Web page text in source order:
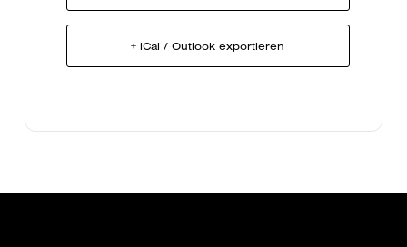
+ iCal / Outlook exportieren